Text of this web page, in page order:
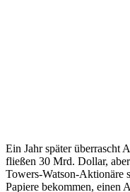
Ein Jahr später überrascht
fließen 30 Mrd. Dollar,
Towers-Watson-Aktionäre
Papiere bekommen, einen